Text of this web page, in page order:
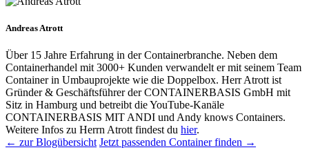
Andreas Atrott
Über 15 Jahre Erfahrung in der Containerbranche. Neben dem
Containerhandel mit 3000+ Kunden verwandelt er mit seinem Team
Container in Umbauprojekte wie die Doppelbox. Herr Atrott ist
Gründer & Geschäftsführer der CONTAINERBASIS GmbH mit
Sitz in Hamburg und betreibt die YouTube-Kanäle
CONTAINERBASIS MIT ANDI und Andy knows Containers.
Weitere Infos zu Herrn Atrott findest du hier.
← zur Blogübersicht Jetzt passenden Container finden →